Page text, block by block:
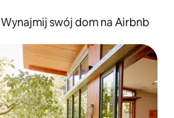
Wynajmij swój dom na Airbnb